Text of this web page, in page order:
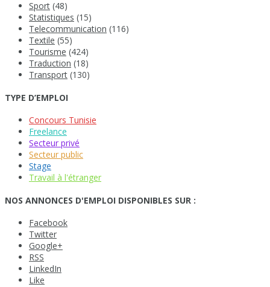
Sport (48)
Statistiques (15)
Telecommunication (116)
Textile (55)
Tourisme (424)
Traduction (18)
Transport (130)
TYPE D’EMPLOI
Concours Tunisie
Freelance
Secteur privé
Secteur public
Stage
Travail à l'étranger
NOS ANNONCES D'EMPLOI DISPONIBLES SUR :
Facebook
Twitter
Google+
RSS
LinkedIn
Like